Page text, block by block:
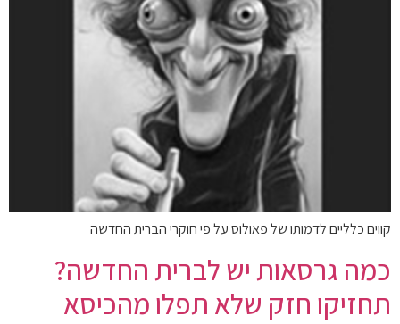
קווים כלליים לדמותו של פאולוס על פי חוקרי הברית החדשה
כמה גרסאות יש לברית החדשה?
תחזיקו חזק שלא תפלו מהכיסא